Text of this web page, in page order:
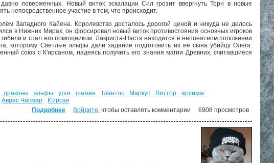
поверженных. Новый виток эскалации Сил грозит ввергнуть Торн в новые
непосредственное участие в том, что происходит.
Западного Кайена. Королевство досталось дорогой ценой и никуда не делось
в Нижних Мирах, он форсировал новый виток противостояния основных игроков
и стал его помощником. Лакриста-Настя находится в непонятном положении
которому Светлые эльфы дали задание подготовить из её сына убийцу Олега.
союз с К'ирсаном, надеясь получить его знания магии Древних, считавшиеся
драконы эльфы урги шаман Тлантос Маркус Виттор
архимаг
Аврас Чисмар
К'ирсан
Подробнее о Владыка Сардуора ("Дорога домой" - 4)
Войдите, чтобы оставлять комментарии 6908 просмотров